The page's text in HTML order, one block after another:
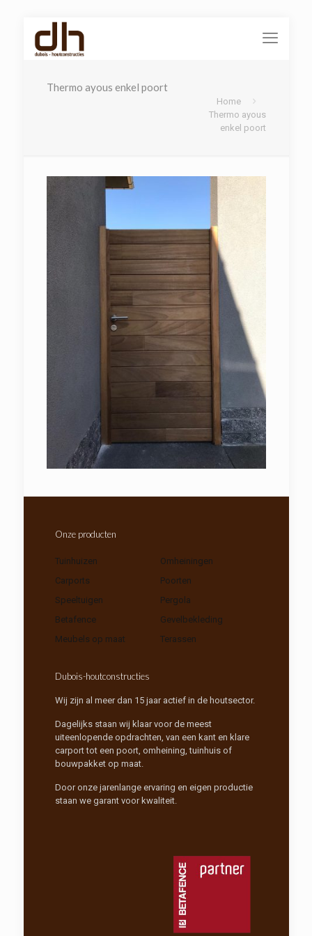
Thermo ayous enkel poort
Home
Thermo ayous
enkel poort
Onze producten
Tuinhuizen
Carports
Speeltuigen
Betafence
Meubels op maat
Omheiningen
Poorten
Pergola
Gevelbekleding
Terassen
Dubois-houtconstructies
Wij zijn al meer dan 15 jaar actief in de houtsector.
Dagelijks staan wij klaar voor de meest
uiteenlopende opdrachten, van een kant en klare
carport tot een poort, omheining, tuinhuis of
bouwpakket op maat.
Door onze jarenlange ervaring en eigen productie
staan we garant voor kwaliteit.